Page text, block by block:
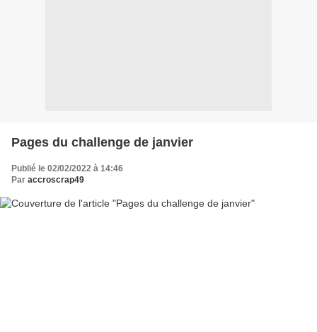
Pages du challenge de janvier
Publié le 02/02/2022 à 14:46
Par accroscrap49